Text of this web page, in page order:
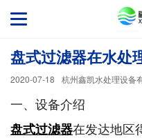
盘式过滤器在水处
2020-07-18 杭州鑫凯水处理设备
一、设备介绍
盘式过滤器在发达地区